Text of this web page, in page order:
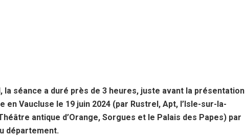
la séance a duré près de 3 heures, juste avant la présentation
en Vaucluse le 19 juin 2024 (par Rustrel, Apt, l’Isle-sur-la-
antique d’Orange, Sorgues et le Palais des Papes) par
département.